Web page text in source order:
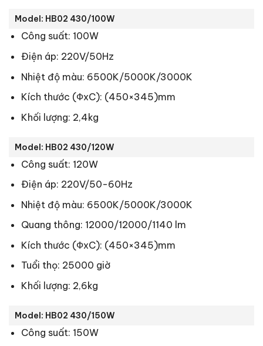
Model: HB02 430/100W
Công suất: 100W
Điện áp: 220V/50Hz
Nhiệt độ màu: 6500K/5000K/3000K
Kích thước (ФxC): (450×345)mm
Khối lượng: 2,4kg
Model: HB02 430/120W
Công suất: 120W
Điện áp: 220V/50-60Hz
Nhiệt độ màu: 6500K/5000K/3000K
Quang thông: 12000/12000/1140 lm
Kích thước (ФxC): (450×345)mm
Tuổi thọ: 25000 giờ
Khối lượng: 2,6kg
Model: HB02 430/150W
Công suất: 150W